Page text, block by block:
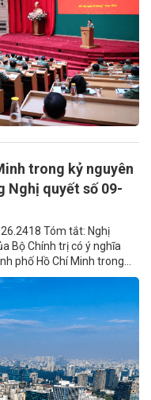
trong kỷ nguyên
Nghị quyết số 09-
Tóm tắt: Nghị
Bộ Chính trị có ý nghĩa
phố Hồ Chí Minh trong...